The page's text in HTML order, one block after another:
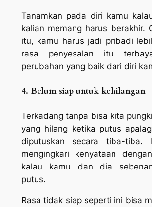
Tanamkan pada diri kamu
kalian memang harus berakhir.
itu, kamu harus jadi pribadi
rasa penyesalan itu
perubahan yang baik dari diri
4. Belum siap untuk kehilangan
Terkadang tanpa bisa kita
yang hilang ketika putus
diputuskan secara tiba-tiba.
mengingkari kenyataan
kalau kamu dan dia
putus.
Rasa tidak siap seperti ini bisa